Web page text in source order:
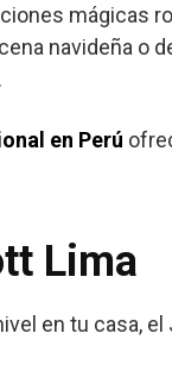
mágicas
navideña o
en Perú
Lima
en tu casa,